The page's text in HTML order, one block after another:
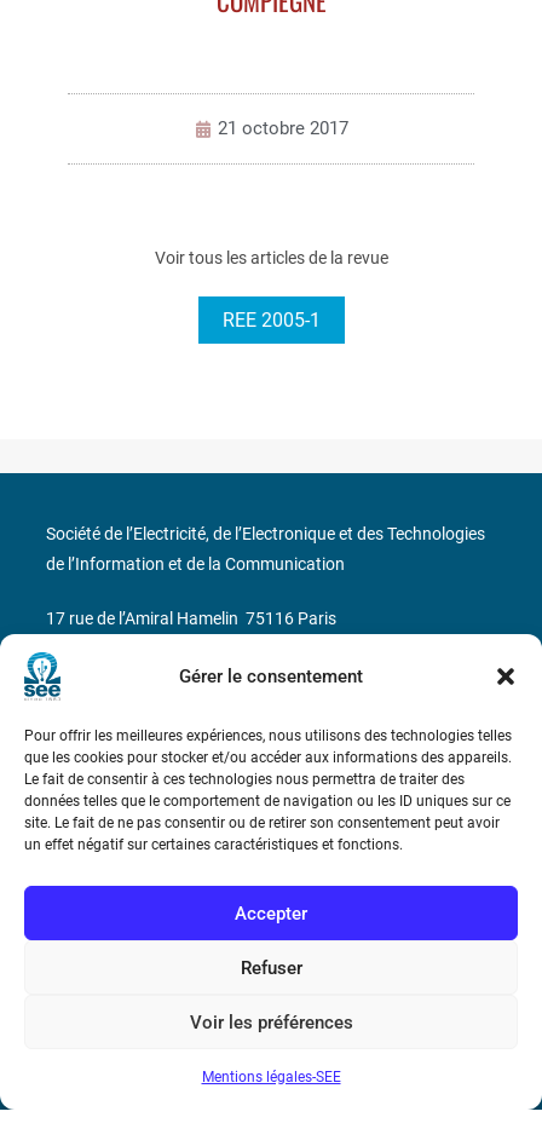
Gérer le consentement
Pour offrir les meilleures expériences, nous utilisons des technologies telles
que les cookies pour stocker et/ou accéder aux informations des appareils.
Le fait de consentir à ces technologies nous permettra de traiter des
données telles que le comportement de navigation ou les ID uniques sur ce
site. Le fait de ne pas consentir ou de retirer son consentement peut avoir
un effet négatif sur certaines caractéristiques et fonctions.
Accepter
Refuser
Voir les préférences
Mentions légales-SEE
21 octobre 2017
Voir tous les articles de la revue
REE 2005-1
Marie Ampère
Conditions Générales de Vente
Mentions légales
Société de l’Electricité, de l’Electronique et des Technologies
de l’Information et de la Communication
17 rue de l’Amiral Hamelin 75116 Paris
Métro : « Boissière » Ligne 6 et « Iéna » Ligne 9
Téléphone : (+33) 1 56 90 37 17
N° de SIREN : 785 393 232, Code APE : 9412Z TVA intra-
communautaire : FR44 785 393 232